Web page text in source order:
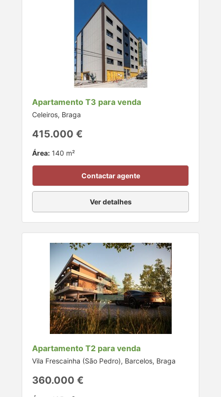
Apartamento T3 para venda
Celeiros, Braga
415.000 €
Área: 140 m²
Contactar agente
Ver detalhes
Apartamento T2 para venda
Vila Frescainha (São Pedro), Barcelos, Braga
360.000 €